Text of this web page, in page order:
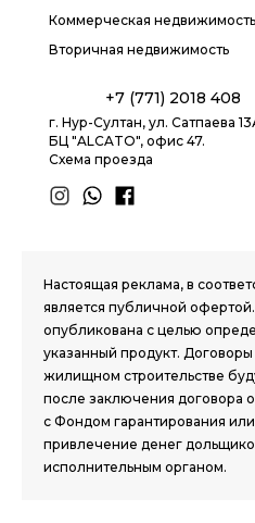
Коммерческая недвижимость
Вторичная недвижимость
+7 (771) 2018 408
г. Нур-Султан, ул. Сатпаева
БЦ "ALCATO", офис 47.
Схема проезда
Настоящая реклама, в
является публичной
опубликована с целью
указанный продукт.
жилищном строительстве
после заключения договора
с Фондом гарантирования
привлечение денег
исполнительным органом.